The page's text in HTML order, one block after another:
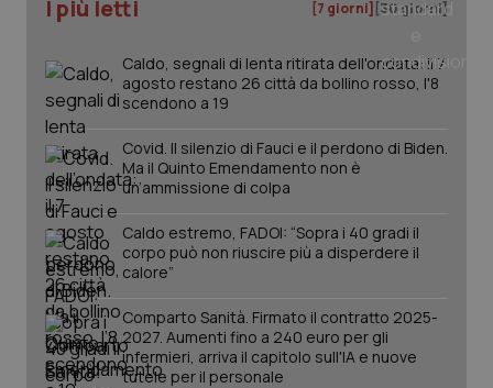
Salute orale & impianti
Sangue & coagulazione
Tiroide
Tumore al seno
Tumore ovarico
Tumori del Polmone & Testa Collo
Tumori gastrointestinali
I più letti [7 giorni] [30 giorni]
Caldo, segnali di lenta ritirata dell'ondata: il 7
agosto restano 26 città da bollino rosso, l'8
scendono a 19
Covid. Il silenzio di Fauci e il perdono di Biden.
Ma il Quinto Emendamento non è
un’ammissione di colpa
Caldo estremo, FADOI: “Sopra i 40 gradi il
corpo può non riuscire più a disperdere il
calore”
Comparto Sanità. Firmato il contratto 2025-
2027. Aumenti fino a 240 euro per gli
infermieri, arriva il capitolo sull'IA e nuove
tutele per il personale
CookieScriptConsent
CookieScript
www.quotidianosanita.it